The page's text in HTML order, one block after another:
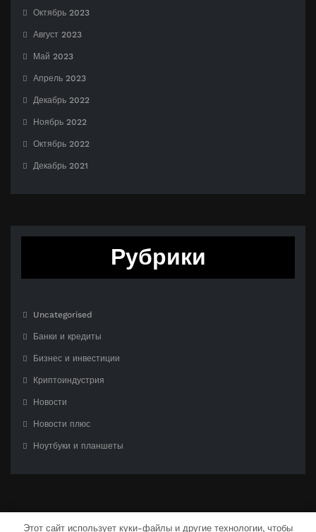
Октябрь 2023
Август 2023
Май 2023
Апрель 2023
Декабрь 2022
Ноябрь 2022
Октябрь 2022
Декабрь 2021
Рубрики
Uncategorised
Банки и кредиты
Бизнес и инвестиции
Криптоиндустрия
Новости
Новости плюс
Ноутбуки и планшеты
Этот сайт использует куки-файлы и другие технологии, чтобы